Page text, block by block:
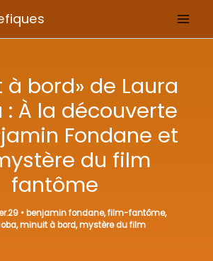
à bord» de Laura
: À la découverte
Fondane et
du film
fantôme
• benjamin fondane,film-fantôme,
,minuit à bord,mystère du film